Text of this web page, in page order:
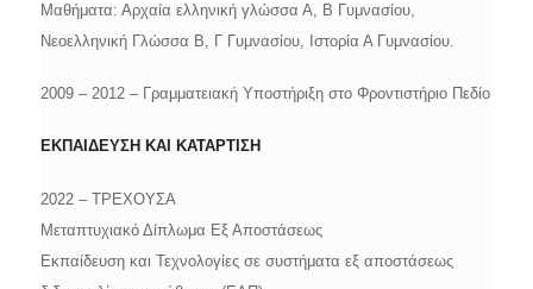
​Μαθήματα: Αρχαία ελληνική γλώσσα Α, Β Γυμνασίου,
Νεοελληνική Γλώσσα Β, Γ Γυμνασίου, Ιστορία Α Γυμνασίου.
2009 – 2012 – Γραμματειακή Υποστήριξη στο Φροντιστήριο Πεδίο
ΕΚΠΑΙΔΕΥΣΗ ΚΑΙ ΚΑΤΑΡΤΙΣΗ
2022 – ΤΡΕΧΟΥΣΑ
Μεταπτυχιακό Δίπλωμα Εξ Αποστάσεως
Εκπαίδευση και Τεχνολογίες σε συστήματα εξ αποστάσεως